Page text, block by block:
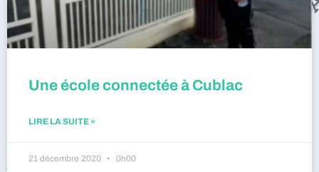
Une école connectée à Cublac
LIRE LA SUITE »
21 décembre 2020 0h00